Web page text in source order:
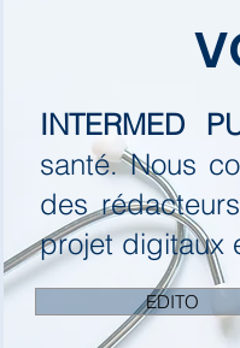
INTERMED
santé.Nous
des
projet digitaux
EDITO